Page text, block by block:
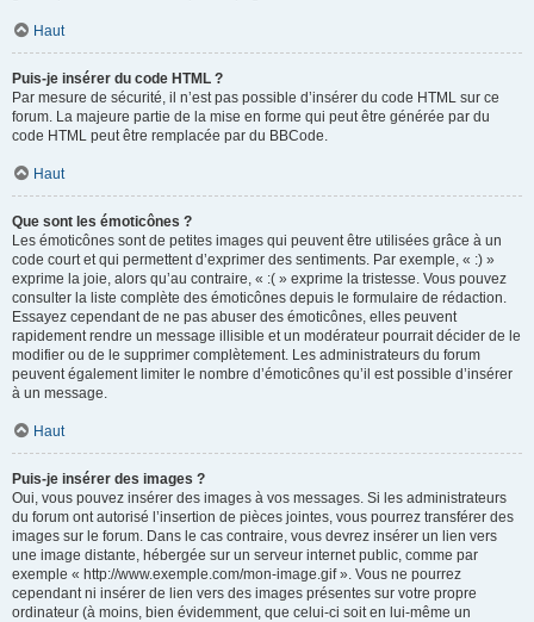
Haut
Puis-je insérer du code HTML ?
Par mesure de sécurité, il n’est pas possible d’insérer du code HTML sur ce
forum. La majeure partie de la mise en forme qui peut être générée par du
code HTML peut être remplacée par du BBCode.
Haut
Que sont les émoticônes ?
Les émoticônes sont de petites images qui peuvent être utilisées grâce à un
code court et qui permettent d’exprimer des sentiments. Par exemple, « :) »
exprime la joie, alors qu’au contraire, « :( » exprime la tristesse. Vous pouvez
consulter la liste complète des émoticônes depuis le formulaire de rédaction.
Essayez cependant de ne pas abuser des émoticônes, elles peuvent
rapidement rendre un message illisible et un modérateur pourrait décider de le
modifier ou de le supprimer complètement. Les administrateurs du forum
peuvent également limiter le nombre d’émoticônes qu’il est possible d’insérer
à un message.
Haut
Puis-je insérer des images ?
Oui, vous pouvez insérer des images à vos messages. Si les administrateurs
du forum ont autorisé l’insertion de pièces jointes, vous pourrez transférer des
images sur le forum. Dans le cas contraire, vous devrez insérer un lien vers
une image distante, hébergée sur un serveur internet public, comme par
exemple « http://www.exemple.com/mon-image.gif ». Vous ne pourrez
cependant ni insérer de lien vers des images présentes sur votre propre
ordinateur (à moins, bien évidemment, que celui-ci soit en lui-même un